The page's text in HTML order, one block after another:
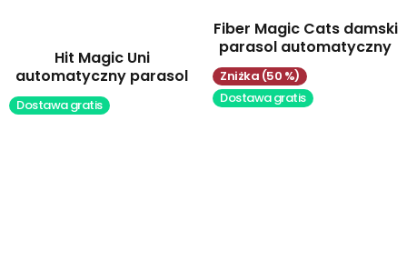
Hit Magic Uni
automatyczny parasol
Dostawa gratis
Fiber Magic Cats damski
parasol automatyczny
(50 %)
Dostawa gratis